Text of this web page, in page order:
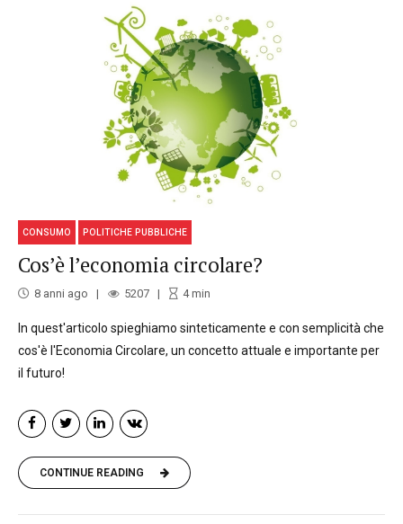
CONSUMO POLITICHE PUBBLICHE
Cos’è l’economia circolare?
8 anni ago 5207 4min
In quest'articolo spieghiamo sinteticamente e con semplicità che
cos'è l'Economia Circolare, un concetto attuale e importante per
il futuro!
CONTINUE READING